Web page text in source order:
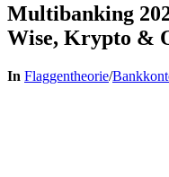
Multibanking
Wise, Krypto &
In Flaggentheorie/